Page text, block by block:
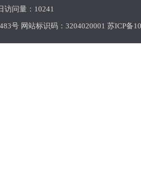
访问量： 10241
号 网站标识码：3204020001 苏ICP备